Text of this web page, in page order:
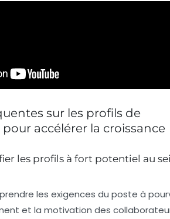
sur les profils de
accélérer la croissance
les profils à fort potentiel au
les exigences du poste à
et la motivation des